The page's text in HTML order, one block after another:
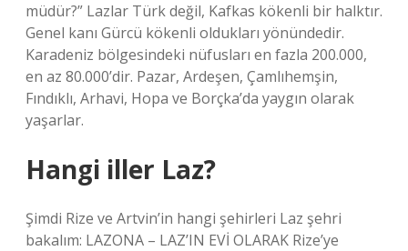
müdür?” Lazlar Türk değil, Kafkas kökenli bir halktır.
Genel kanı Gürcü kökenli oldukları yönündedir.
Karadeniz bölgesindeki nüfusları en fazla 200.000,
en az 80.000’dir. Pazar, Ardeşen, Çamlıhemşin,
Fındıklı, Arhavi, Hopa ve Borçka’da yaygın olarak
yaşarlar.
Hangi iller Laz?
Şimdi Rize ve Artvin’in hangi şehirleri Laz şehri
bakalım: LAZONA – LAZ’IN EVİ OLARAK Rize’ye